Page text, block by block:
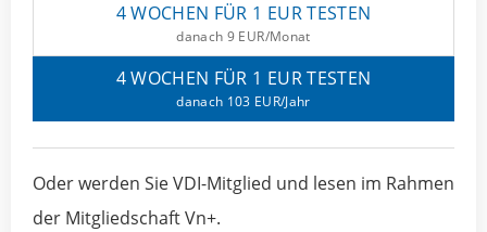
4 WOCHEN FÜR 1 EUR TESTEN
danach 9 EUR/Monat
4 WOCHEN FÜR 1 EUR TESTEN
danach 103 EUR/Jahr
Oder werden Sie VDI-Mitglied und lesen im Rahmen
der Mitgliedschaft Vn+.